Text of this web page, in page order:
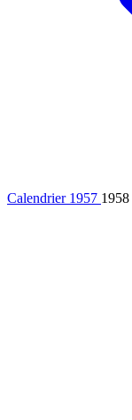
Calendrier 1957 1958